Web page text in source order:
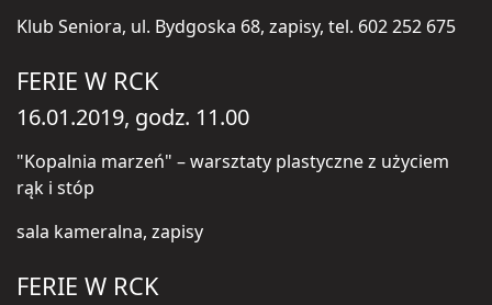
Klub Seniora, ul. Bydgoska 68, zapisy, tel. 602 252 675
FERIE W RCK
16.01.2019, godz. 11.00
"Kopalnia marzeń" – warsztaty plastyczne z użyciem
rąk i stóp
sala kameralna, zapisy
FERIE W RCK